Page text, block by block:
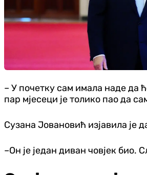
– У почетку сам имала наде да
пар мјесеци је толико пао да
Сузана Јовановић изјавила је
–Он је један диван човјек